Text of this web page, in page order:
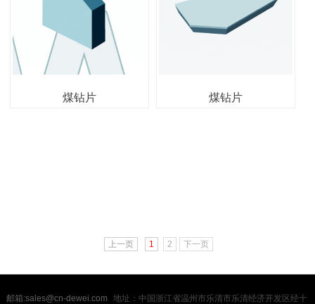
煤钻片 煤钻片
上一页 1 2 下一页
邮箱:sales@cn-dewei.com 地址：中国浙江省温州市乐清市乐清经济开发区经十